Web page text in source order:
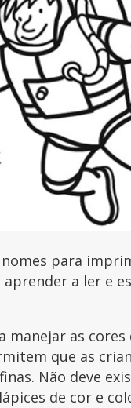
para
a ler e
manejar as cores
que as
Não deve
de cor e